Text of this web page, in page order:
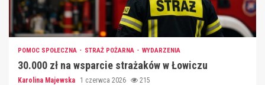
POMOC SPOŁECZNA STRAŻ POŻARNA WYDARZENIA
30.000 zł na wsparcie strażaków w Łowiczu
Karolina Majewska 1 czerwca 2026 215